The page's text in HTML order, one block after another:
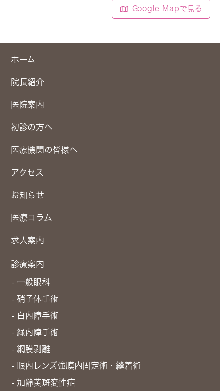
Google Mapで見る
ホーム
院長紹介
医院案内
初診の方へ
医療機関の皆様へ
アクセス
お知らせ
医療コラム
求人案内
診療案内
一般眼科
硝子体手術
白内障手術
緑内障手術
網膜剥離
眼内レンズ強膜内固定術・縫着術
加齢黄斑変性症